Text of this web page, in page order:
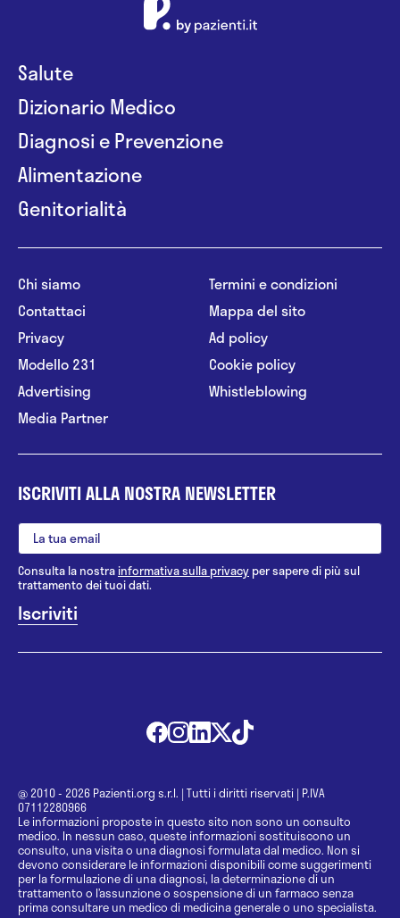
Salute
Dizionario Medico
Diagnosi e Prevenzione
Alimentazione
Genitorialità
Chi siamo
Contattaci
Privacy
Modello 231
Advertising
Media Partner
Termini e condizioni
Mappa del sito
Ad policy
Cookie policy
Whistleblowing
ISCRIVITI ALLA NOSTRA NEWSLETTER
Consulta la nostrainformativa sulla privacy per sapere di più sul
trattamento dei tuoi dati.
@ 2010 - 2026 Pazienti.org s.r.l. | Tutti i diritti riservati | P.IVA
07112280966
Le informazioni proposte in questo sito non sono un consulto
medico. In nessun caso, queste informazioni sostituiscono un
consulto, una visita o una diagnosi formulata dal medico. Non si
devono considerare le informazioni disponibili come suggerimenti
per la formulazione di una diagnosi, la determinazione di un
trattamento o l’assunzione o sospensione di un farmaco senza
prima consultare un medico di medicina generale o uno specialista.